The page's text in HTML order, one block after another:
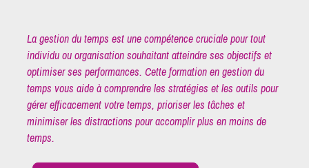
La gestion du temps est une compétence cruciale pour tout
individu ou organisation souhaitant atteindre ses objectifs et
optimiser ses performances. Cette formation en gestion du
temps vous aide à comprendre les stratégies et les outils pour
gérer efficacement votre temps, prioriser les tâches et
minimiser les distractions pour accomplir plus en moins de
temps.